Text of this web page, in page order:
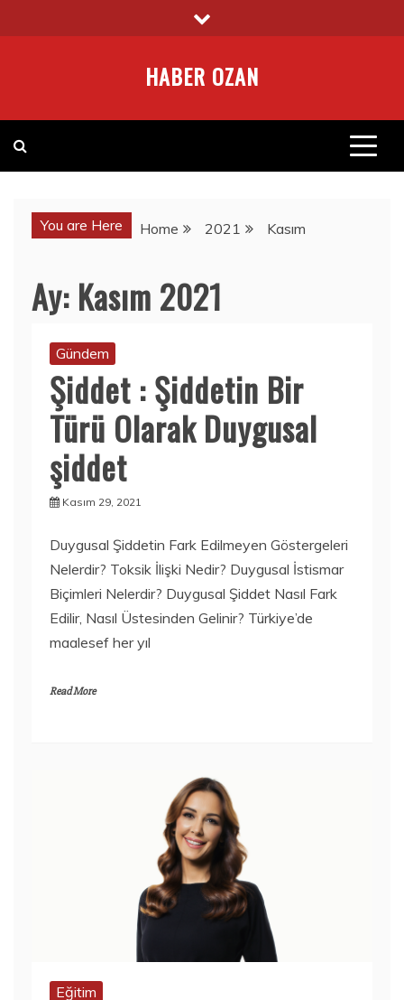
to
HABER OZAN
You are Here Home 2021 Kasım
Ay: Kasım 2021
Gündem
Şiddet : Şiddetin Bir
Türü Olarak Duygusal
şiddet
Kasım 29, 2021
Duygusal Şiddetin Fark Edilmeyen Göstergeleri
Nelerdir? Toksik İlişki Nedir? Duygusal İstismar
Biçimleri Nelerdir? Duygusal Şiddet Nasıl Fark
Edilir, Nasıl Üstesinden Gelinir? Türkiye’de
maalesef her yıl
Read More
Eğitim